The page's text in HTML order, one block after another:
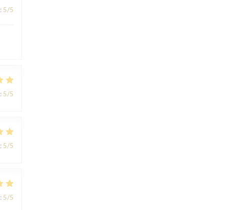
: 5/5
: 5/5
: 5/5
: 5/5